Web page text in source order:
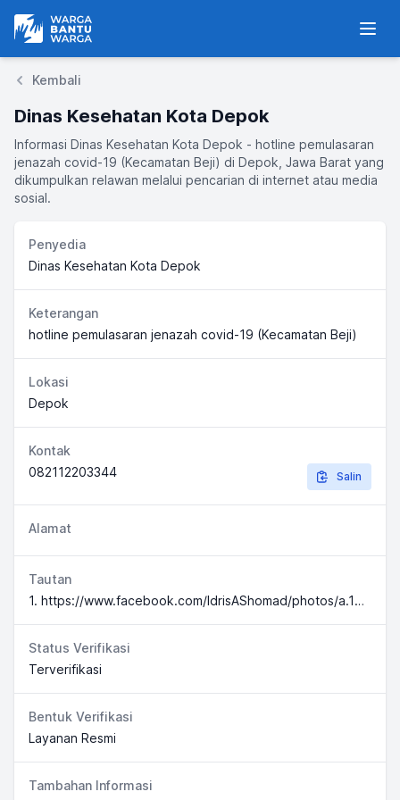
Warga Bantu Warga
Kembali
Dinas Kesehatan Kota Depok
Informasi Dinas Kesehatan Kota Depok - hotline pemulasaran
jenazah covid-19 (Kecamatan Beji) di Depok, Jawa Barat yang
dikumpulkan relawan melalui pencarian di internet atau media
sosial.
Penyedia
Dinas Kesehatan Kota Depok
Keterangan
hotline pemulasaran jenazah covid-19 (Kecamatan Beji)
Lokasi
Depok
Kontak
082112203344
Salin
Alamat
Tautan
1. https://www.facebook.com/IdrisAShomad/photos/a.1656998851199501/3173917076174330/?type=3&theater 2. https://www.depok.go.id/pengumuman/hotline-pemulasaran-jenazah-covid-19-se-kota-depok
Status Verifikasi
Terverifikasi
Bentuk Verifikasi
Layanan Resmi
Tambahan Informasi